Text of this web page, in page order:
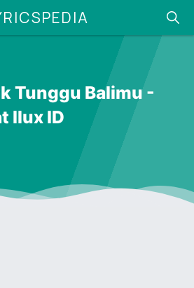
Tunggu Balimu -
Ilux ID